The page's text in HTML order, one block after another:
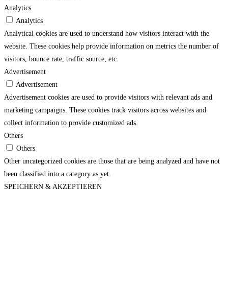
Analytics
Analytics
Analytical cookies are used to understand how visitors interact with the
website. These cookies help provide information on metrics the number of
visitors, bounce rate, traffic source, etc.
Advertisement
Advertisement
Advertisement cookies are used to provide visitors with relevant ads and
marketing campaigns. These cookies track visitors across websites and
collect information to provide customized ads.
Others
Others
Other uncategorized cookies are those that are being analyzed and have not
been classified into a category as yet.
SPEICHERN & AKZEPTIEREN